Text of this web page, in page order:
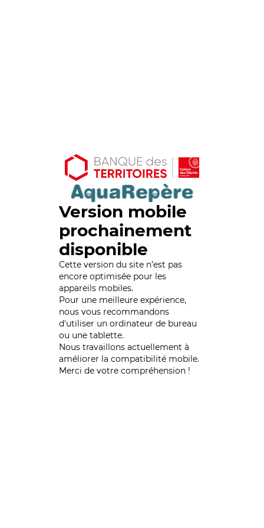
Version mobile
prochainement
disponible
Cette version du site n’est pas
encore optimisée pour les
appareils mobiles.
Pour une meilleure expérience,
nous vous recommandons
d'utiliser un ordinateur de bureau
ou une tablette.
Nous travaillons actuellement à
améliorer la compatibilité mobile.
Merci de votre compréhension !